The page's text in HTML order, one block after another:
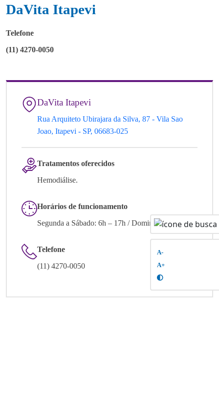
A-
A+
DaVita Itapevi
Telefone
(11) 4270-0050
DaVita Itapevi
Rua Arquiteto Ubirajara da Silva, 87 - Vila Sao
Joao, Itapevi - SP, 06683-025
Tratamentos oferecidos
Hemodiálise.
Horários de funcionamento
Segunda a Sábado: 6h – 17h / Domingo: Fechado
Telefone
(11) 4270-0050